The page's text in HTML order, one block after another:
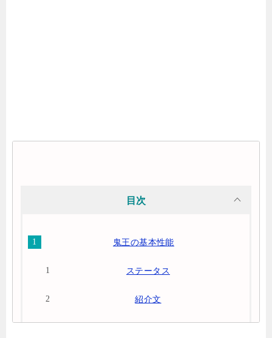
目次
鬼王の基本性能
ステータス
紹介文